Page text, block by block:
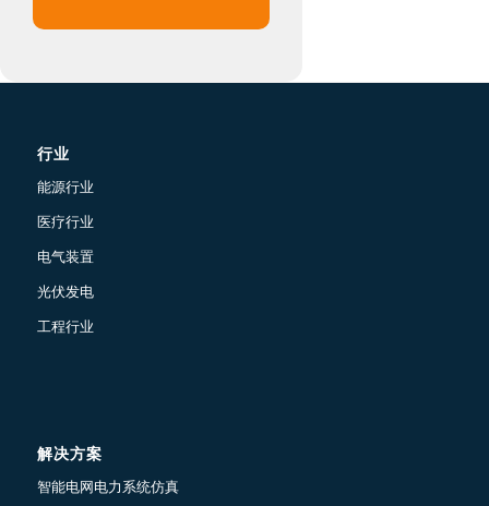
行业
能源行业
医疗行业
电气装置
光伏发电
工程行业
解决方案
智能电网电力系统仿真